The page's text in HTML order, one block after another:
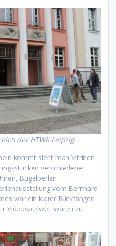
der HTWK Leipzig
kommt sieht man Vitrinen
verschiedener
Bügelperlen
vom Bernhard
war ein klarer Blickfänger!
Videospielwelt waren zu